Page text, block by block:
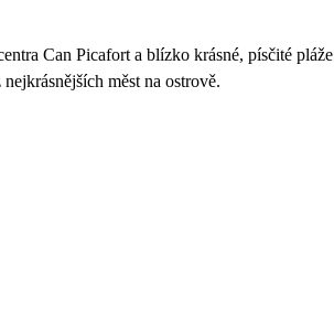
Can Picafort a blízko krásné, písčité
měst na ostrově.